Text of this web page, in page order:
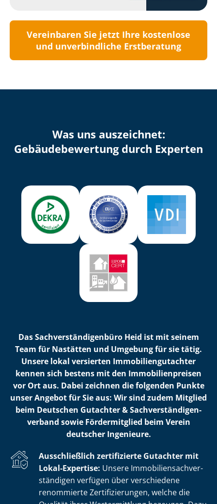
Vereinbaren Sie jetzt Ihre kostenlose
und unverbindliche Erstberatung
Was uns auszeichnet:
Ge­bäu­de­be­wer­tung durch Experten
Das Sach­ver­stän­di­gen­bü­ro Heid ist mit seinem
Team für Nastätten und Umgebung für sie tätig.
Unsere lokal versierten Im­mo­bi­li­en­gut­ach­ter
kennen sich bestens mit den Im­mo­bi­li­en­prei­sen
vor Ort aus. Dabei zeichnen die folgenden Punkte
unser Angebot für Sie aus: Wir sind zudem Mitglied
beim Deutschen Gutachter & Sach­ver­stän­di­gen­
ver­band sowie Fördermitglied beim Verein
deutscher Ingenieure.
Ausschließlich zertifizierte Gutachter mit
Lokal-Expertise: Unsere Im­mo­bi­li­en­sach­ver­
stän­di­gen verfügen über verschiedene
renommierte Zer­ti­fi­zie­run­gen, welche die